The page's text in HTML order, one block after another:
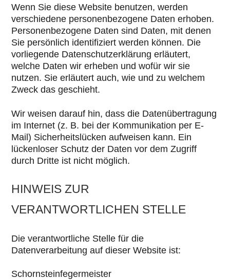
Wenn Sie diese Website benutzen, werden
verschiedene personenbezogene Daten erhoben.
Personenbezogene Daten sind Daten, mit denen
Sie persönlich identifiziert werden können. Die
vorliegende Datenschutzerklärung erläutert,
welche Daten wir erheben und wofür wir sie
nutzen. Sie erläutert auch, wie und zu welchem
Zweck das geschieht.
Wir weisen darauf hin, dass die Datenübertragung
im Internet (z. B. bei der Kommunikation per E-
Mail) Sicherheitslücken aufweisen kann. Ein
lückenloser Schutz der Daten vor dem Zugriff
durch Dritte ist nicht möglich.
HINWEIS ZUR
VERANTWORTLICHEN STELLE
Die verantwortliche Stelle für die
Datenverarbeitung auf dieser Website ist:
Schornsteinfegermeister